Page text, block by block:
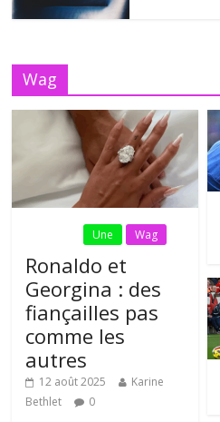
Wag
Une Wag
Ronaldo et
Georgina : des
fiançailles pas
comme les
autres
12 août 2025
Karine
Bethlet
0